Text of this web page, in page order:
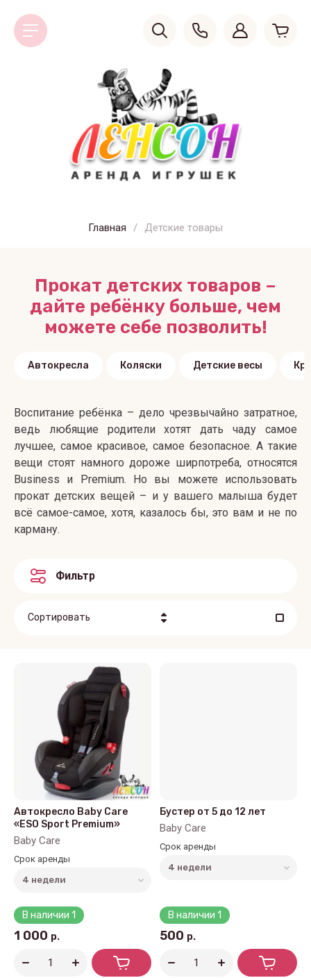
Главная / Детские товары
Прокат детских товаров –
дайте ребёнку больше, чем
можете себе позволить!
Автокресла Коляски Детские весы
Воспитание ребёнка – дело чрезвычайно затратное,
ведь любящие родители хотят дать чаду самое
лучшее, самое красивое, самое безопасное. А такие
вещи стоят намного дороже ширпотреба, относятся
Business и Premium. Но вы можете использовать
прокат детских вещей – и у вашего малыша будет
всё самое-самое, хотя, казалось бы, это вам и не по
карману.
Фильтр
Сортировать
Цена - возрастание
Название - Я-А
Название - А-Я
Автокресло Baby Care
«ESO Sport Premium»
Baby Care
Срок аренды
В наличии 1
1 000 р.
Бустер от 5 до 12 лет
Baby Care
Срок аренды
В наличии 1
500 р.